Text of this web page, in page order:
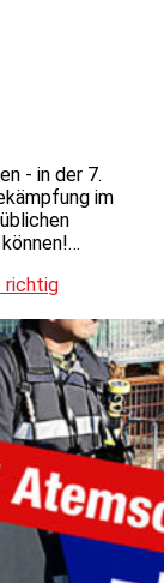
- in der 7.
im
richtig